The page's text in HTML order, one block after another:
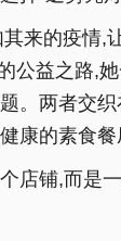
来的疫情,
公益之路,
。两者交
康的素食餐
店铺,而是